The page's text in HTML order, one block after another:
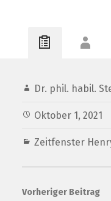
Dr. phil. habil.
Oktober 1, 2021
Zeitfenster
Vorheriger Beitrag